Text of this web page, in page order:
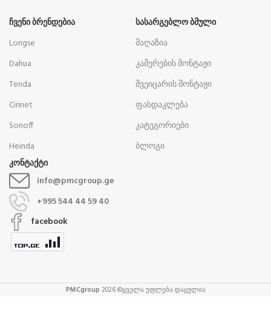
ᲩᲕᲔᲜᲘ ᲑᲠᲔᲜᲓᲔᲑᲘᲐ
Longse
Dahua
Tenda
Cirinet
Sonoff
Heinda
ᲡᲐᲡᲐᲠᲒᲔᲑᲚᲝ ᲑᲛᲣᲚᲘ
მაღაზია
კამერების მონტაჟი
შვეიცარის მონტაჟი
ფასდაკლება
კატეგორიები
ბლოგი
კონტაქტი
info@pmcgroup.ge
+995 544 44 59 40
facebook
PMCgroup 2026 ©ყველა უფლება დაცულია